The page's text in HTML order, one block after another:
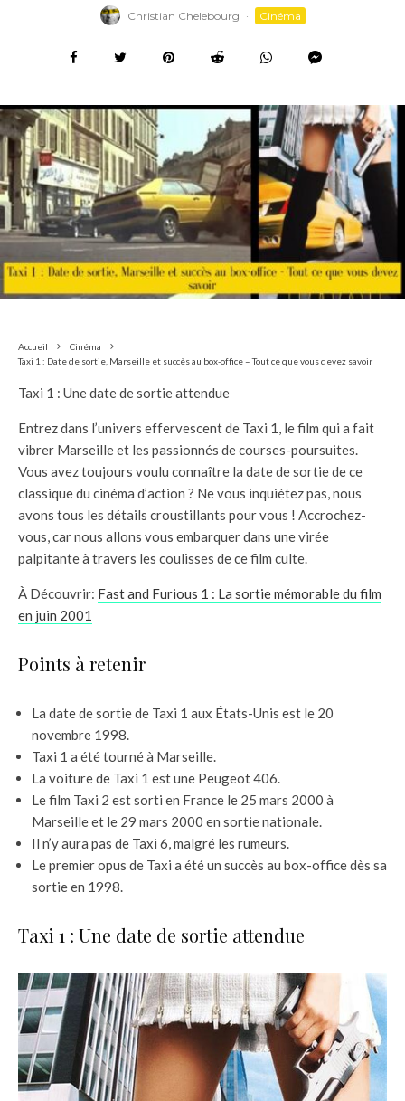
Christian Chelebourg · Cinéma
Accueil
Cinéma
Taxi 1 : Date de sortie, Marseille et succès au box-office – Tout ce que vous devez savoir
Taxi 1 : Une date de sortie attendue
Entrez dans l’univers effervescent de Taxi 1, le film qui a fait
vibrer Marseille et les passionnés de courses-poursuites.
Vous avez toujours voulu connaître la date de sortie de ce
classique du cinéma d’action ? Ne vous inquiétez pas, nous
avons tous les détails croustillants pour vous ! Accrochez-
vous, car nous allons vous embarquer dans une virée
palpitante à travers les coulisses de ce film culte.
À Découvrir: Fast and Furious 1 : La sortie mémorable du film
en juin 2001
Points à retenir
La date de sortie de Taxi 1 aux États-Unis est le 20
novembre 1998.
Taxi 1 a été tourné à Marseille.
La voiture de Taxi 1 est une Peugeot 406.
Le film Taxi 2 est sorti en France le 25 mars 2000 à
Marseille et le 29 mars 2000 en sortie nationale.
Il n’y aura pas de Taxi 6, malgré les rumeurs.
Le premier opus de Taxi a été un succès au box-office dès sa
sortie en 1998.
Taxi 1 : Une date de sortie attendue